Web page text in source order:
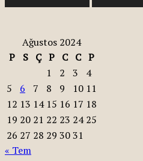
Ağustos 2024
P
S Ç P C C P
1
2 3
4
5
6 7 8 9 10 11
12 13 14 15 16 17 18
19 20 21 22 23 24 25
26 27 28 29 3031
« Tem